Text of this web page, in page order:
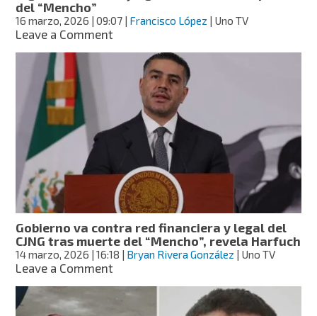
del “Mencho”
16 marzo, 2026 | 09:07 Francisco López | Uno TV
Leave a Commenton
Tlajomulco
“Pepe”,
operador
logístico
del
y
figura
clave
en
la
captura
del
Gobierno va contra red financiera y legal del
CJNG tras muerte del “Mencho”, revela Harfuch
14 marzo, 2026 | 16:18 | Bryan Rivera González | Uno TV
Leave a Commenton